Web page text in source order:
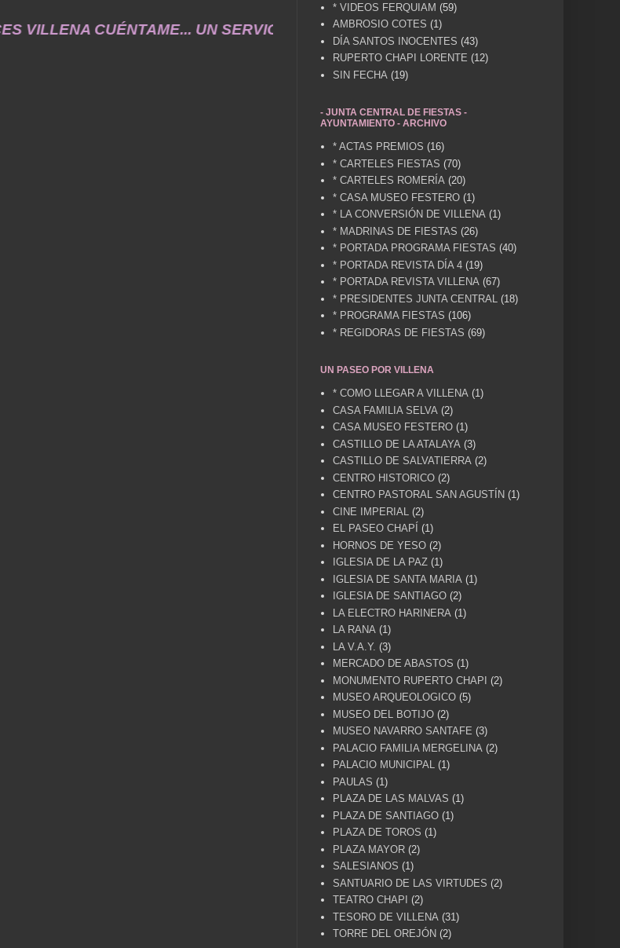
CUÉNTAME... UN SERVICIO A LA MEMORIA HISTÓRICA DE NUESTRA
* VIDEOS FERQUIAM (59)
AMBROSIO COTES (1)
DÍA SANTOS INOCENTES (43)
RUPERTO CHAPI LORENTE (12)
SIN FECHA (19)
- JUNTA CENTRAL DE FIESTAS -
AYUNTAMIENTO - ARCHIVO
* ACTAS PREMIOS (16)
* CARTELES FIESTAS (70)
* CARTELES ROMERÍA (20)
* CASA MUSEO FESTERO (1)
* LA CONVERSIÓN DE VILLENA (1)
* MADRINAS DE FIESTAS (26)
* PORTADA PROGRAMA FIESTAS (40)
* PORTADA REVISTA DÍA 4 (19)
* PORTADA REVISTA VILLENA (67)
* PRESIDENTES JUNTA CENTRAL
(18)
* PROGRAMA FIESTAS (106)
* REGIDORAS DE FIESTAS (69)
UN PASEO POR VILLENA
* COMO LLEGAR A VILLENA (1)
CASA FAMILIA SELVA (2)
CASA MUSEO FESTERO (1)
CASTILLO DE LA ATALAYA (3)
CASTILLO DE SALVATIERRA (2)
CENTRO HISTORICO (2)
CENTRO PASTORAL SAN AGUSTÍN (1)
CINE IMPERIAL
(2)
EL PASEO CHAPÍ
(1)
HORNOS DE YESO (2)
IGLESIA DE LA PAZ (1)
IGLESIA DE SANTA MARIA (1)
IGLESIA DE SANTIAGO (2)
LA ELECTRO HARINERA (1)
LA RANA (1)
LA V.A.Y. (3)
MERCADO DE ABASTOS (1)
MONUMENTO RUPERTO CHAPI
(2)
MUSEO ARQUEOLOGICO (5)
MUSEO DEL BOTIJO (2)
MUSEO NAVARRO SANTAFE (3)
PALACIO FAMILIA MERGELINA (2)
PALACIO MUNICIPAL (1)
PAULAS (1)
PLAZA DE LAS MALVAS (1)
PLAZA DE SANTIAGO (1)
PLAZA DE TOROS (1)
PLAZA MAYOR (2)
SALESIANOS (1)
SANTUARIO DE LAS VIRTUDES (2)
TEATRO CHAPI
(2)
TESORO DE VILLENA (31)
TORRE DEL OREJÓN (2)